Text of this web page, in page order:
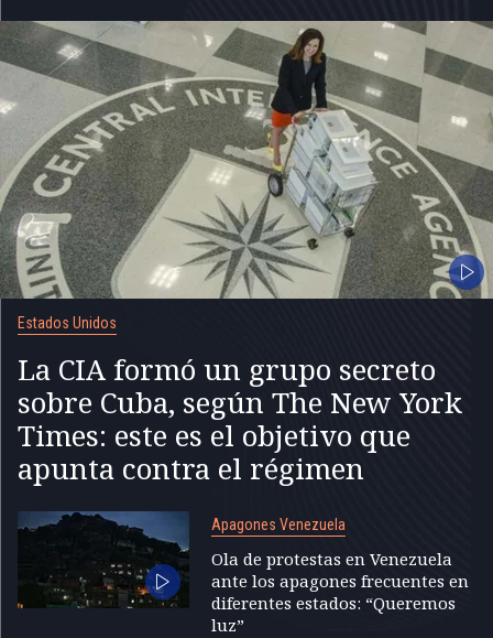
Estados Unidos
La CIA formó un grupo secreto
sobre Cuba, según The New York
Times: este es el objetivo que
apunta contra el régimen
Apagones Venezuela
Ola de protestas en Venezuela
ante los apagones frecuentes en
diferentes estados: “Queremos
luz”